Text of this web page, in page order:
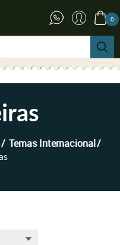
0
Temas Internacional